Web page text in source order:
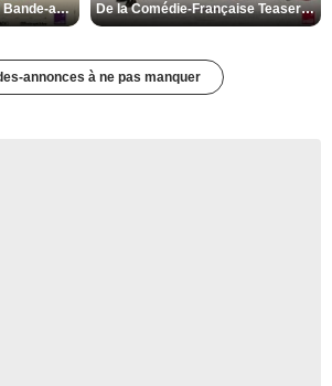
Les Matins merveilleux Bande-annonce VF De la Comédie-Française Teaser VF
annonces à ne pas manquer